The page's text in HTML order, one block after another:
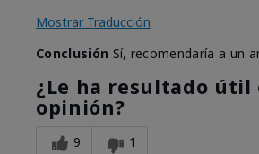
Mostrar Traducción
Conclusión Sí, recomendaría a un
¿Le ha resultado útil
opinión?
9 1